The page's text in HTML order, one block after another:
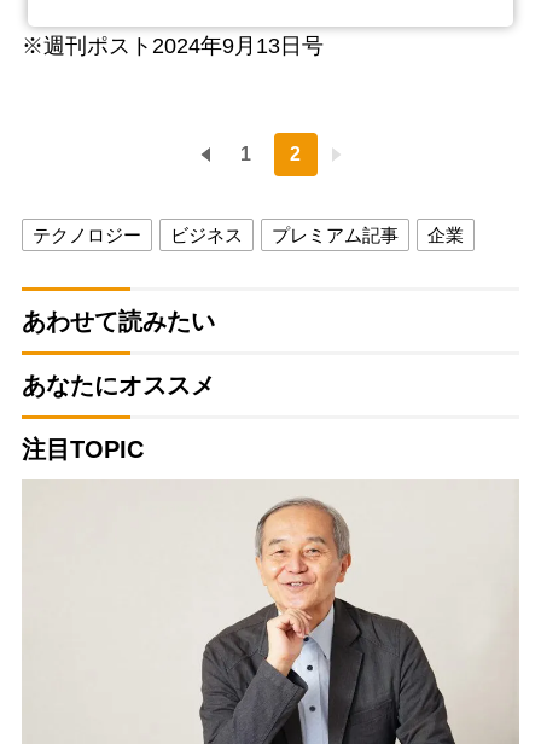
※週刊ポスト2024年9月13日号
1 2
テクノロジー ビジネス プレミアム記事 企業
あわせて読みたい
あなたにオススメ
注目TOPIC